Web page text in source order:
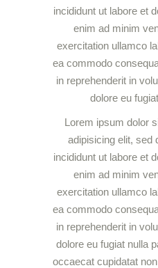
incididunt ut labore et
enim ad minim
exercitation ullamco
ea commodo
in reprehenderit in
dolore eu
Lorem ipsum dolor
adipisicing elit, sed
incididunt ut labore et
enim ad minim
exercitation ullamco
ea commodo
in reprehenderit in
dolore eu fugiat nulla
occaecat cupidatat